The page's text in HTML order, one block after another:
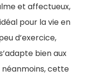
et affectueux,
pour la vie en
d’exercice,
bien aux
cette